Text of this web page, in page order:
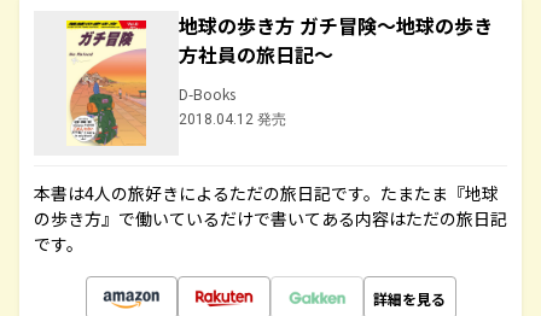
地球の歩き方 ガチ冒険～地球の歩き
方社員の旅日記～
D-Books
2018.04.12 発売
本書は4人の旅好きによるただの旅日記です。たまたま『地球
の歩き方』で働いているだけで書いてある内容はただの旅日記
です。
詳細を見る